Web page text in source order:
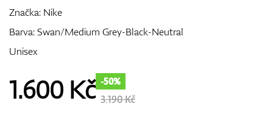
GPS/Dálkoměry
Doplňky
Značka: Nike
Barva: Swan/Medium Grey-Black-Neutral
Unisex
1.600 Kč -50%
3.190 Kč